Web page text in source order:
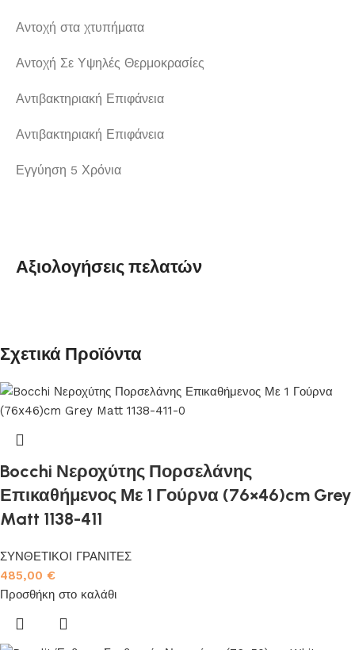
Αντοχή στα χτυπήματα
Αντοχή Σε Υψηλές Θερμοκρασίες
Αντιβακτηριακή Επιφάνεια
Αντιβακτηριακή Επιφάνεια
Εγγύηση 5 Χρόνια
Αξιολογήσεις πελατών
Σχετικά Προϊόντα
Bocchi Νεροχύτης Πορσελάνης
Επικαθήμενος Με 1 Γούρνα (76×46)cm Grey
Matt 1138-411
ΣΥΝΘΕΤΙΚΟΙ ΓΡΑΝΙΤΕΣ
485,00 €
Προσθήκη στο καλάθι